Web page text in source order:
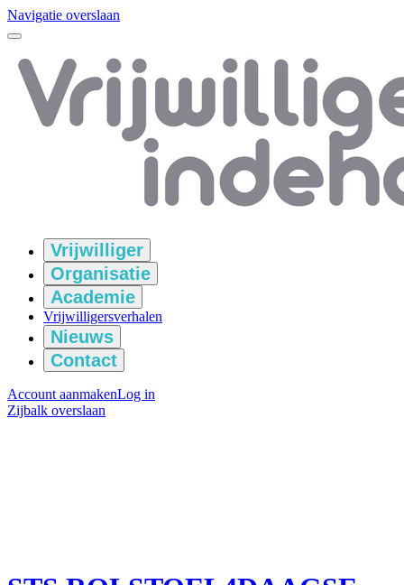
Navigatie overslaan
Vrijwilliger
Organisatie
Academie
Vrijwilligersverhalen
Nieuws
Contact
Account aanmakenLog in
Zijbalk overslaan